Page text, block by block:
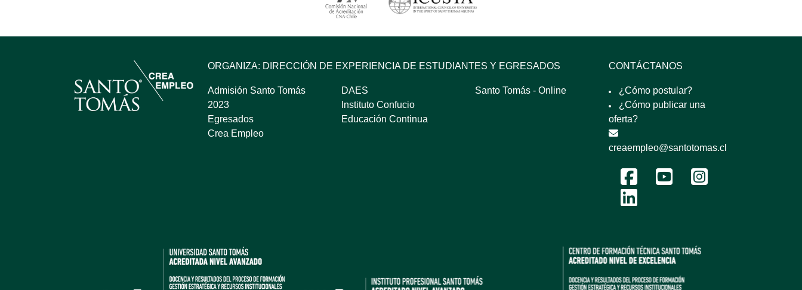
ORGANIZA: DIRECCIÓN DE EXPERIENCIA DE ESTUDIANTES Y EGRESADOS
Admisión Santo Tomás
2023
Egresados
Crea Empleo
DAES
Instituto Confucio
Educación Continua
Santo Tomás - Online
CONTÁCTANOS
¿Cómo postular?
¿Cómo publicar una
oferta?
creaempleo@santotomas.cl